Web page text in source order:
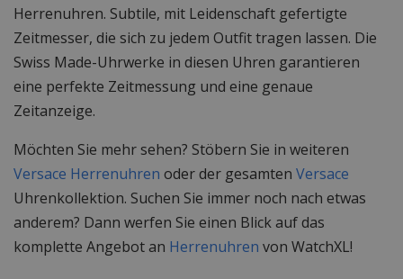
Herrenuhren. Subtile, mit Leidenschaft gefertigte
Zeitmesser, die sich zu jedem Outfit tragen lassen. Die
Swiss Made-Uhrwerke in diesen Uhren garantieren
eine perfekte Zeitmessung und eine genaue
Zeitanzeige.
Möchten Sie mehr sehen? Stöbern Sie in weiteren
Versace Herrenuhren oder der gesamten Versace
Uhrenkollektion. Suchen Sie immer noch nach etwas
anderem? Dann werfen Sie einen Blick auf das
komplette Angebot an Herrenuhren von WatchXL!